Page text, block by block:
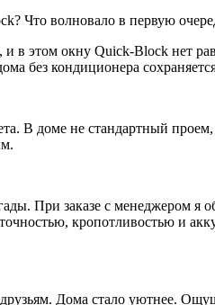
Что волновало в первую
в этом окну Quick-Block нет
без кондиционера
В доме не стандартный
При заказе с менеджером я
кропотливостью и
Дома стало уютнее.